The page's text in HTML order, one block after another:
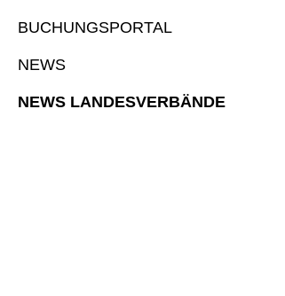
BUCHUNGSPORTAL
NEWS
NEWS LANDESVERBÄNDE